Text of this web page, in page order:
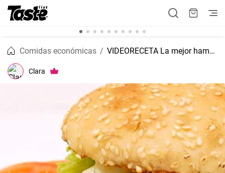
Comidas económicas VIDEORECETA La mejor hamburguesa casera
Clara